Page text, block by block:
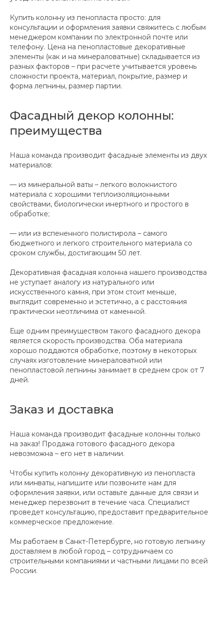
Купить колонну из пенопласта просто: для
консультации и оформления заявки свяжитесь с любым
менеджером компании по электронной почте или
телефону. Цена на пенопластовые декоративные
элементы (как и на минераловатные) складывается из
разных факторов – при расчете учитывается уровень
сложности проекта, материал, покрытие, размер и
форма лепнины, размер партии.
Фасадный декор колонны:
преимущества
Наша команда производит фасадные элементы из двух
материалов:
— из минеральной ваты – легкого волокнистого
материала с хорошими теплоизоляционными
свойствами, биологически инертного и простого в
обработке;
— или из вспененного полистирола – самого
бюджетного и легкого строительного материала со
сроком службы, достигающим 50 лет.
Декоративная фасадная колонна нашего производства
не уступает аналогу из натурального или
искусственного камня, при этом стоит меньше,
выглядит современно и эстетично, а с расстояния
практически неотличима от каменной.
Еще одним преимуществом такого фасадного декора
является скорость производства. Оба материала
хорошо поддаются обработке, поэтому в некоторых
случаях изготовление минераловатной или
пенопластовой лепнины занимает в среднем срок от 7
дней.
Заказ и доставка
Наша команда производит фасадные колонны только
на заказ! Продажа готового фасадного декора
невозможна – его нет в наличии.
Чтобы купить колонну декоративную из пенопласта
или минваты, напишите или позвоните нам для
оформления заявки, или оставьте данные для связи и
менеджер перезвонит в течение часа. Специалист
проведет консультацию, предоставит предварительное
коммерческое предложение.
Мы работаем в Санкт-Петербурге, но готовую лепнину
доставляем в любой город – сотрудничаем со
строительными компаниями и частными лицами по всей
России.